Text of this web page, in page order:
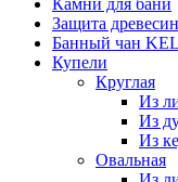
Камни для бани
Защита
Банный чан
Купели
Круглая
Из
Из
Из
Овальная